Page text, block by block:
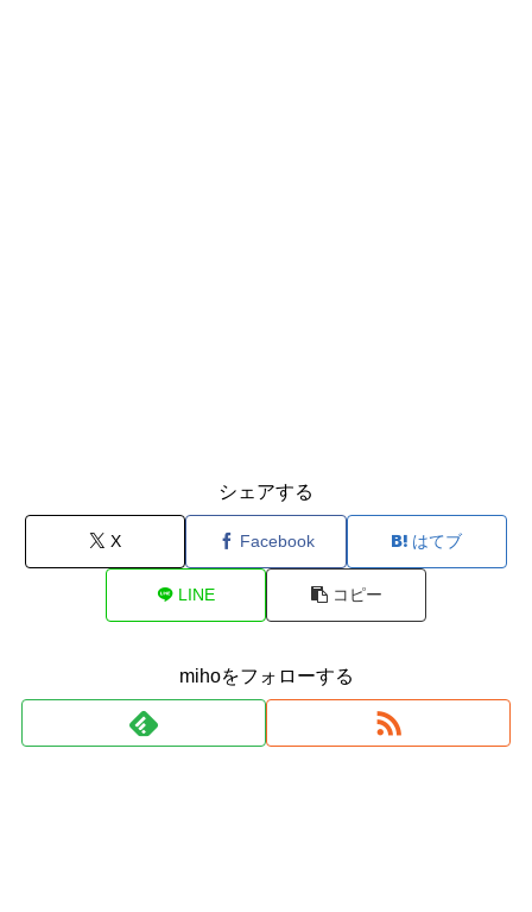
シェアする
X Facebook はてブ
LINE コピー
mihoをフォローする